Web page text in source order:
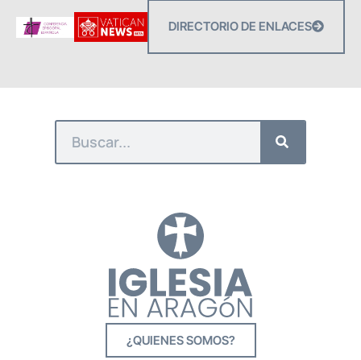
DIRECTORIO DE ENLACES
¿QUIENES SOMOS?